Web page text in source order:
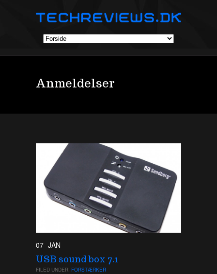
Anmeldelser
07 JAN
USB sound box 7.1
FILED UNDER: FORSTÆRKER